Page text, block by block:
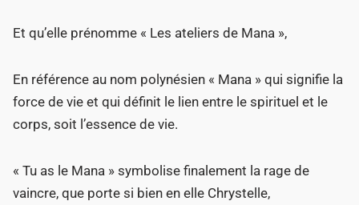
Et qu’elle prénomme « Les ateliers de Mana »,
En référence au nom polynésien « Mana » qui signifie la
force de vie et qui définit le lien entre le spirituel et le
corps, soit l’essence de vie.
« Tu as le Mana » symbolise finalement la rage de
vaincre, que porte si bien en elle Chrystelle,